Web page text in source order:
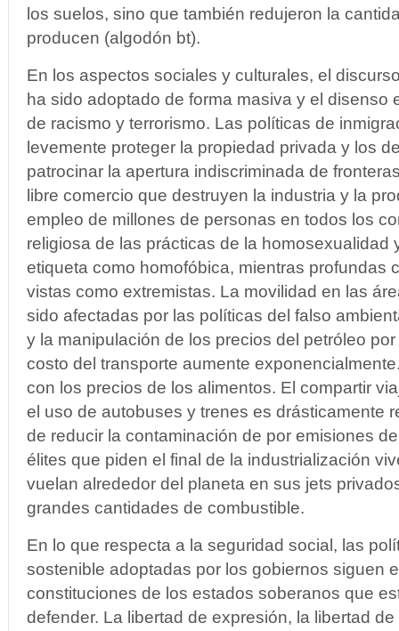
los suelos, sino que también redujeron la
producen (algodón bt).
En los aspectos sociales y culturales, el
ha sido adoptado de forma masiva y el disenso
de racismo y terrorismo. Las políticas de
levemente proteger la propiedad privada y los
patrocinar la apertura indiscriminada de
libre comercio que destruyen la industria y la
empleo de millones de personas en todos los
religiosa de las prácticas de la homosexualidad
etiqueta como homofóbica, mientras profundas
vistas como extremistas. La movilidad en las
sido afectadas por las políticas del falso
y la manipulación de los precios del petróleo
costo del transporte aumente
con los precios de los alimentos. El compartir
el uso de autobuses y trenes es drásticamente
de reducir la contaminación de por emisiones
élites que piden el final de la industrialización
vuelan alrededor del planeta en sus jets
grandes cantidades de combustible.
En lo que respecta a la seguridad social, las
sostenible adoptadas por los gobiernos siguen
constituciones de los estados soberanos que
defender. La libertad de expresión, la libertad